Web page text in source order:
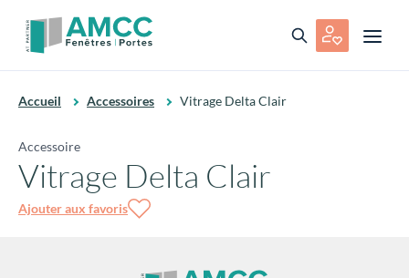
Accueil Accessoires Vitrage Delta Clair
Accessoire
Vitrage Delta Clair
Ajouter aux favoris